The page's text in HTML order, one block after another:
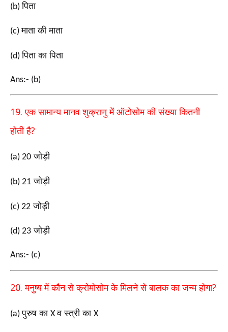
(b)पिता
(c)माता की माता
(d)पिता का पिता
Ans:- (b)
19.एक सामान्य मानव शुक्राणु में ऑटोसोम की संख्या कितनी
होती है?
(a) 20 जोड़ी
(b) 21 जोड़ी
(c) 22 जोड़ी
(d) 23 जोड़ी
Ans:- (c)
20.मनुष्य में कौन से क्रोमोसोम के मिलने से बालक का जन्म होगा?
(a)पुरुष का Xव स्त्री का X